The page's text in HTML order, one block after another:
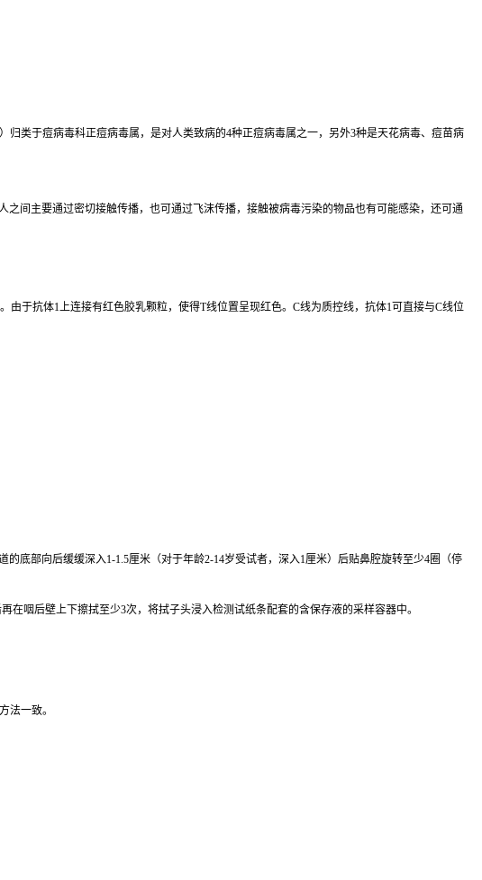
类于痘病毒科正痘病毒属，是对人类致病的4种正痘病毒属之一，另外3种是天花病毒、痘苗病
间主要通过密切接触传播，也可通过飞沫传播，接触被病毒污染的物品也有可能感染，还可通
由于抗体1上连接有红色胶乳颗粒，使得T线位置呈现红色。C线为质控线，抗体1可直接与C线位
底部向后缓缓深入1-1.5厘米（对于年龄2-14岁受试者，深入1厘米）后贴鼻腔旋转至少4圈（停
咽后壁上下擦拭至少3次，将拭子头浸入检测试纸条配套的含保存液的采样容器中。
法一致。